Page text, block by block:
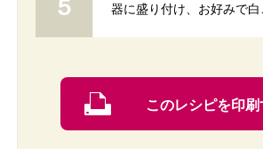
器に盛り付け、お好みで白
このレシピを印刷